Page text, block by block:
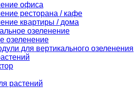
офиса
ресторана / кафе
квартиры / дома
озеленение
озеленение
для вертикального озеленения
растений